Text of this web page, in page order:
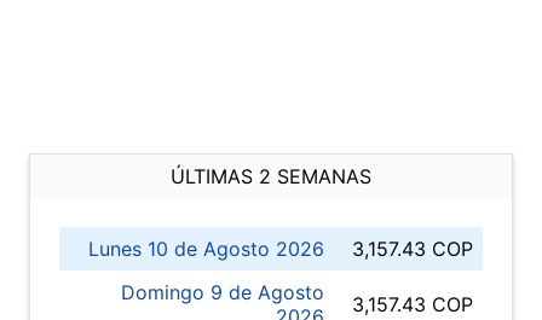
ÚLTIMAS 2 SEMANAS
Lunes 10 de Agosto 2026
3,157.43 COP
Domingo 9 de Agosto
3,157.43 COP